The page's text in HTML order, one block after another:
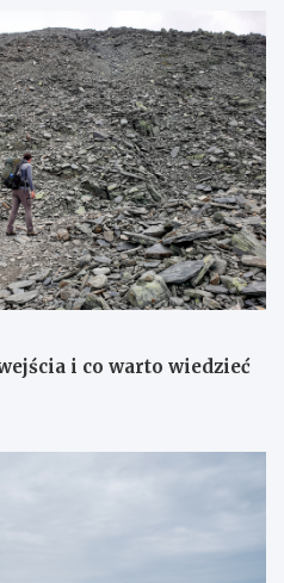
i co warto wiedzieć